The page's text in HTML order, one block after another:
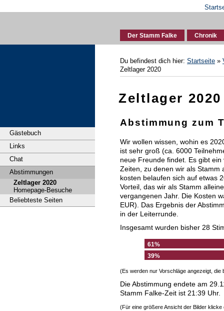
Der Stamm Falke Chronik
Gästebuch
Links
Chat
Abstimmungen
Zeltlager 2020
Homepage-Besuche
Beliebteste Seiten
Du befindest dich hier: Startseite »
Zeltlager 2020
Zeltlager 2020
Abstimmung zum
Wir wollen wissen, wohin es
ist sehr groß (ca. 6000
neue Freunde findet. Es gibt
Zeiten, zu denen wir als Stamm
kosten belaufen sich auf etwas
Vorteil, das wir als Stamm
vergangenen Jahr. Die Kosten
EUR). Das Ergebnis der
in der Leiterrunde.
Insgesamt wurden bisher 28
61%
39%
(Es werden nur Vorschläge angezeigt, die
Die Abstimmung endete am
Stamm Falke-Zeit ist 21:39 Uhr.
(Für eine größere Ansicht der Bilder